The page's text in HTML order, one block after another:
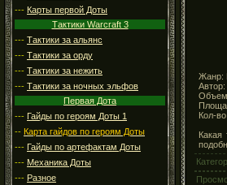
--- Карты первой Доты
Тактики Warcraft 3
--- Тактики за альянс
--- Тактики за орду
--- Тактики за нежить
--- Тактики за ночных эльфов
Первая Дота
--- Гайды по героям Доты 1
-- Карта гайдов по героям Доты
--- Гайды по артефактам Доты
--- Механика Доты
--- Разное
Жанр:
Кол-
Какая